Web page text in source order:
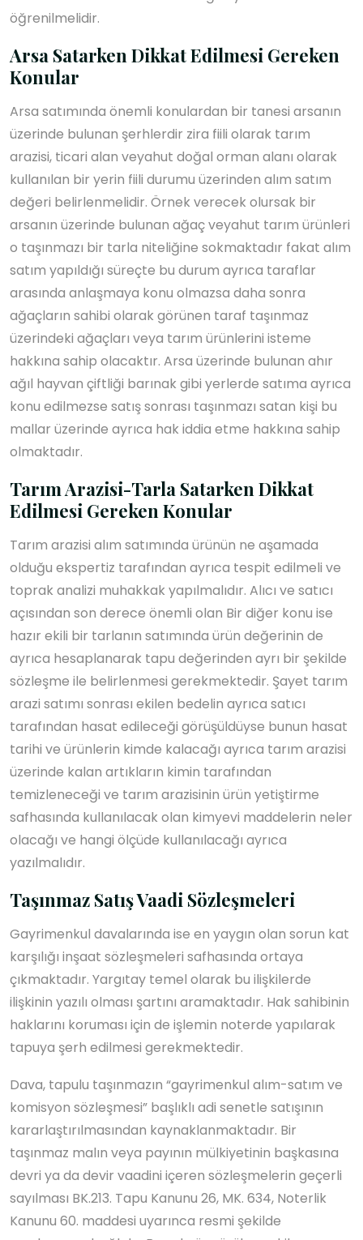
öğrenilmelidir.
Arsa Satarken Dikkat Edilmesi Gereken
Konular
Arsa satımında önemli konulardan bir tanesi arsanın
üzerinde bulunan şerhlerdir zira fiili olarak tarım
arazisi, ticari alan veyahut doğal orman alanı olarak
kullanılan bir yerin fiili durumu üzerinden alım satım
değeri belirlenmelidir. Örnek verecek olursak bir
arsanın üzerinde bulunan ağaç veyahut tarım ürünleri
o taşınmazı bir tarla niteliğine sokmaktadır fakat alım
satım yapıldığı süreçte bu durum ayrıca taraflar
arasında anlaşmaya konu olmazsa daha sonra
ağaçların sahibi olarak görünen taraf taşınmaz
üzerindeki ağaçları veya tarım ürünlerini isteme
hakkına sahip olacaktır. Arsa üzerinde bulunan ahır
ağıl hayvan çiftliği barınak gibi yerlerde satıma ayrıca
konu edilmezse satış sonrası taşınmazı satan kişi bu
mallar üzerinde ayrıca hak iddia etme hakkına sahip
olmaktadır.
Tarım Arazisi-Tarla Satarken Dikkat
Edilmesi Gereken Konular
Tarım arazisi alım satımında ürünün ne aşamada
olduğu ekspertiz tarafından ayrıca tespit edilmeli ve
toprak analizi muhakkak yapılmalıdır. Alıcı ve satıcı
açısından son derece önemli olan Bir diğer konu ise
hazır ekili bir tarlanın satımında ürün değerinin de
ayrıca hesaplanarak tapu değerinden ayrı bir şekilde
sözleşme ile belirlenmesi gerekmektedir. Şayet tarım
arazi satımı sonrası ekilen bedelin ayrıca satıcı
tarafından hasat edileceği görüşüldüyse bunun hasat
tarihi ve ürünlerin kimde kalacağı ayrıca tarım arazisi
üzerinde kalan artıkların kimin tarafından
temizleneceği ve tarım arazisinin ürün yetiştirme
safhasında kullanılacak olan kimyevi maddelerin neler
olacağı ve hangi ölçüde kullanılacağı ayrıca
yazılmalıdır.
Taşınmaz Satış Vaadi Sözleşmeleri
Gayrimenkul davalarında ise en yaygın olan sorun kat
karşılığı inşaat sözleşmeleri safhasında ortaya
çıkmaktadır. Yargıtay temel olarak bu ilişkilerde
ilişkinin yazılı olması şartını aramaktadır. Hak sahibinin
haklarını koruması için de işlemin noterde yapılarak
tapuya şerh edilmesi gerekmektedir.
Dava, tapulu taşınmazın “gayrimenkul alım-satım ve
komisyon sözleşmesi” başlıklı adi senetle satışının
kararlaştırılmasından kaynaklanmaktadır. Bir
taşınmaz malın veya payının mülkiyetinin başkasına
devri ya da devir vaadini içeren sözleşmelerin geçerli
sayılması BK.213. Tapu Kanunu 26, MK. 634, Noterlik
Kanunu 60. maddesi uyarınca resmi şekilde